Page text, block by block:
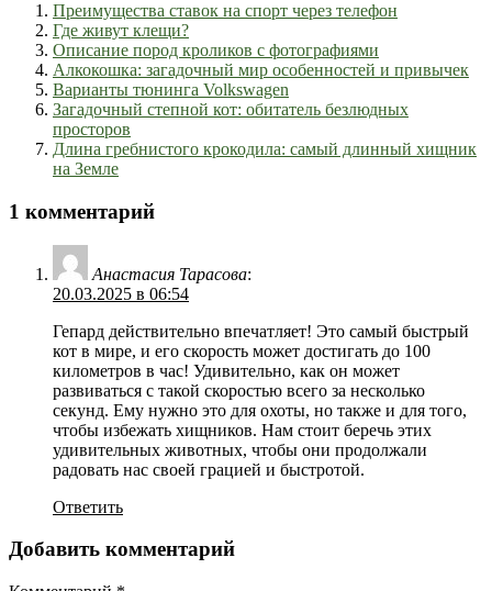
Преимущества ставок на спорт через телефон
Где живут клещи?
Описание пород кроликов с фотографиями
Алкокошка: загадочный мир особенностей и привычек
Варианты тюнинга Volkswagen
Загадочный степной кот: обитатель безлюдных
просторов
Длина гребнистого крокодила: самый длинный хищник
на Земле
1 комментарий
Анастасия Тарасова:
20.03.2025 в 06:54
Гепард действительно впечатляет! Это самый быстрый
кот в мире, и его скорость может достигать до 100
километров в час! Удивительно, как он может
развиваться с такой скоростью всего за несколько
секунд. Ему нужно это для охоты, но также и для того,
чтобы избежать хищников. Нам стоит беречь этих
удивительных животных, чтобы они продолжали
радовать нас своей грацией и быстротой.
Ответить
Добавить комментарий